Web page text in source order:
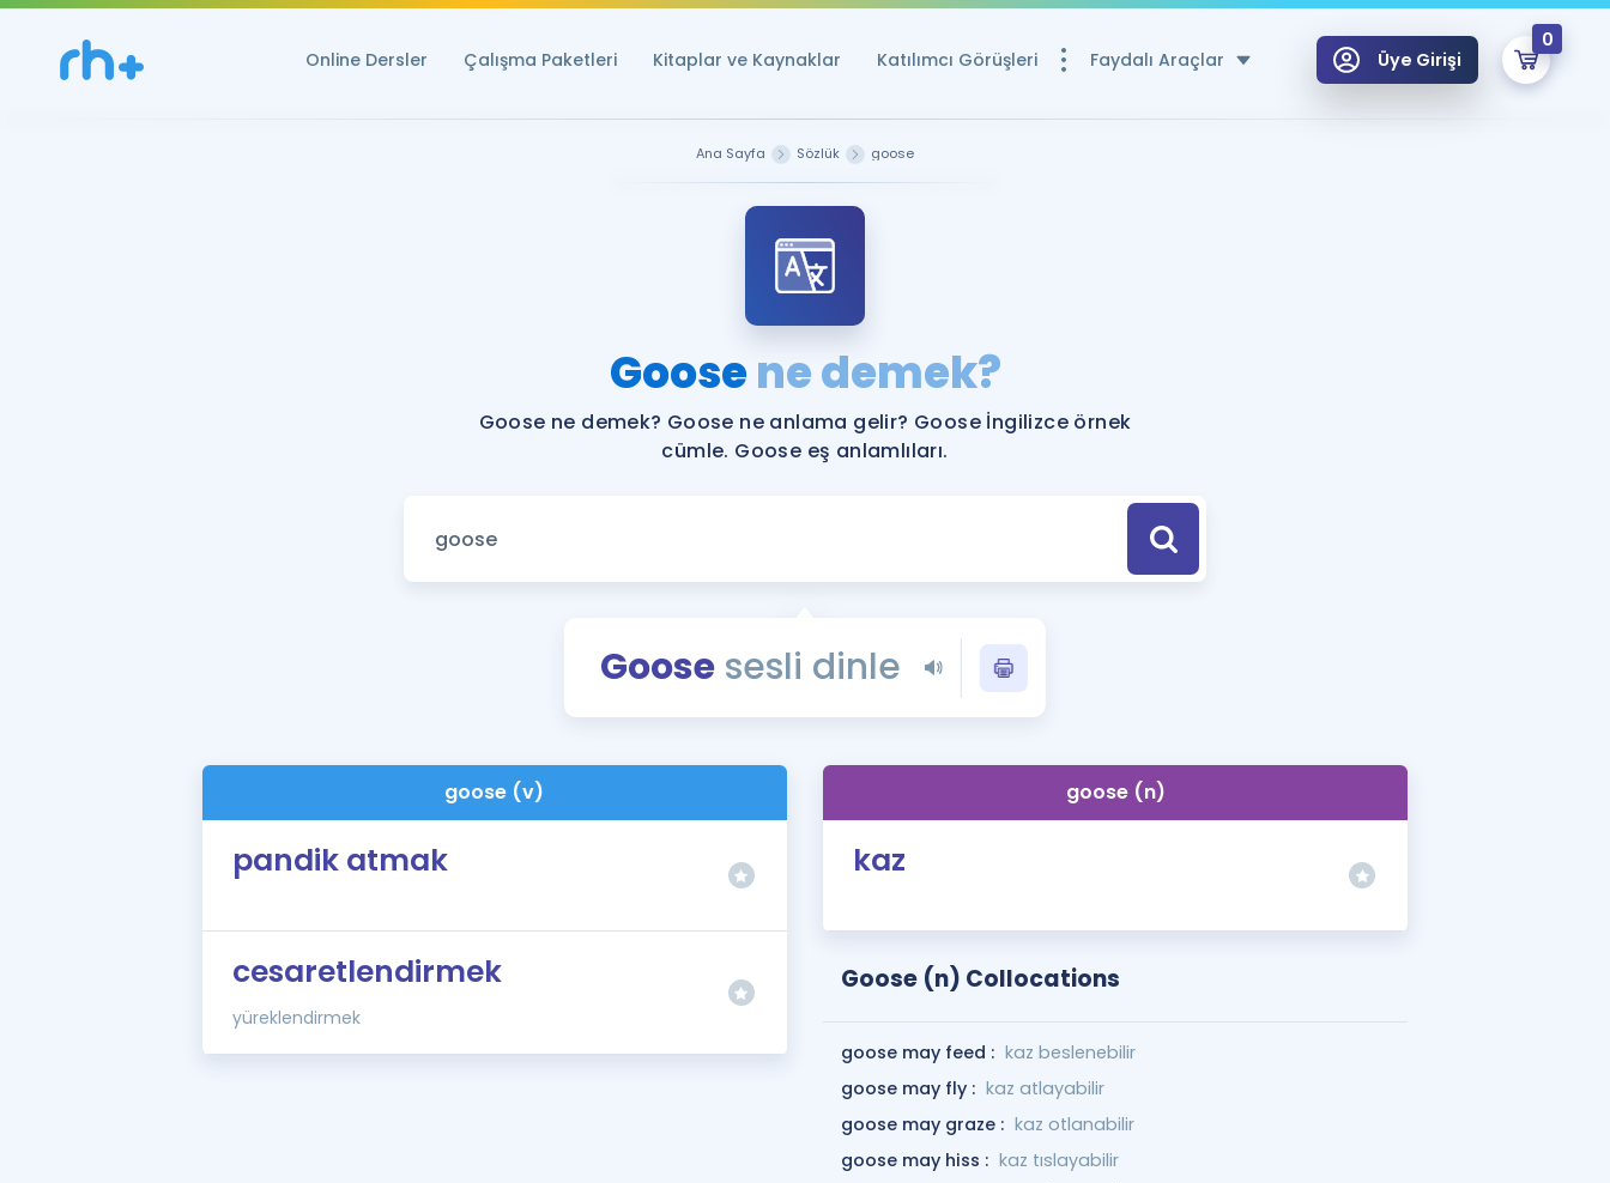
Online Dersler Çalışma Paketleri Kitaplar ve Kaynaklar Katılımcı Görüşleri Faydalı Araçlar
YDS ve YÖKDİL Puan Hesaplama Aracı
Rehberlik Aracı
YDS ve YÖKDİL'e Hazırlananlar için Öneriler
Tüm ÖSYM Sınavları Tek Takvimde
YDS - YÖKDİL Tüm Sınavlarla İlgili Haberler
İngilizce Gramer
Üye Girişi
0
Ana Sayfa Sözlük goose
Goosene demek?
Goose ne demek? Goose ne anlama gelir? Goose İngilizce örnek
cümle. Goose eş anlamlıları.
Goosesesli dinle
goose (v)
pandik atmak
cesaretlendirmek
yüreklendirmek
goose (n)
kaz
Goose (n) Collocations
goose may feed : kaz beslenebilir
goose may fly : kaz atlayabilir
goose may graze : kaz otlanabilir
goose may hiss : kaz tıslayabilir